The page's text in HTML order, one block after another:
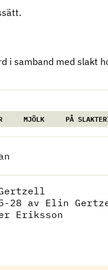
i samband med slakt
MJÖLK PÅ
28 av Elin
Eriksson